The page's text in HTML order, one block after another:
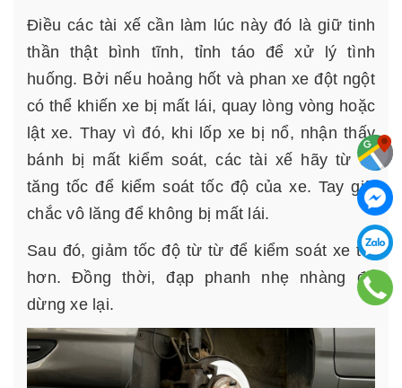
Điều các tài xế cần làm lúc này đó là giữ tinh
thần thật bình tĩnh, tỉnh táo để xử lý tình
huống. Bởi nếu hoảng hốt và phan xe đột ngột
có thể khiến xe bị mất lái, quay lòng vòng hoặc
lật xe. Thay vì đó, khi lốp xe bị nổ, nhận thấy
bánh bị mất kiểm soát, các tài xế hãy từ từ
tăng tốc để kiểm soát tốc độ của xe. Tay giữ
chắc vô lăng để không bị mất lái.
Sau đó, giảm tốc độ từ từ để kiểm soát xe tốt
hơn. Đồng thời, đạp phanh nhẹ nhàng để
dừng xe lại.